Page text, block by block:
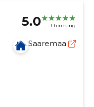
5.0 1 hinnang
Saaremaa